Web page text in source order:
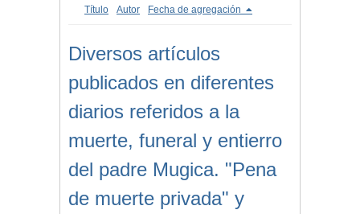
Título
Autor Fecha de agregación
Diversos artículos
publicados en diferentes
diarios referidos a la
muerte, funeral y entierro
del padre Mugica. "Pena
de muerte privada" y